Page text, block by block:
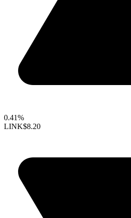
0.41%
LINK$8.20